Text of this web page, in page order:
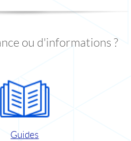
ou d'informations ?
Guides